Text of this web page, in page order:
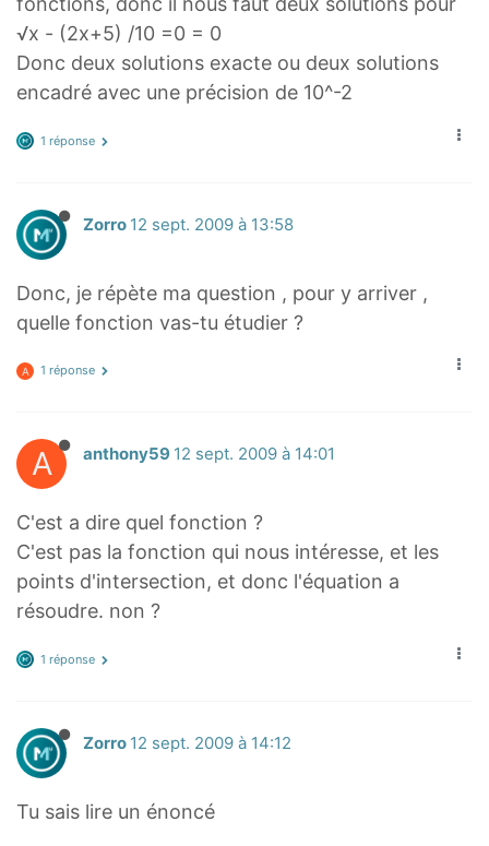
√x - (2x+5) /10 =0 = 0
Donc deux solutions exacte ou deux solutions
encadré avec une précision de 10^-2
1 réponse
Zorro 12 sept. 2009 à 13:58
Donc, je répète ma question , pour y arriver ,
quelle fonction vas-tu étudier ?
A 1 réponse
A anthony59 12 sept. 2009 à 14:01
C'est a dire quel fonction ?
C'est pas la fonction qui nous intéresse, et les
points d'intersection, et donc l'équation a
résoudre. non ?
1 réponse
Zorro 12 sept. 2009 à 14:12
Tu sais lire un énoncé